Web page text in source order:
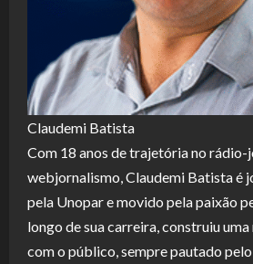
Claudemi Batista
Com 18 anos de trajetória no rádio-
webjornalismo, Claudemi Batista é
pela Unopar e movido pela paixão
longo de sua carreira, construiu
com o público, sempre pautado